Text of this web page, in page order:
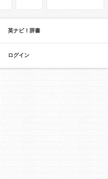
英ナビ！辞書
ログイン